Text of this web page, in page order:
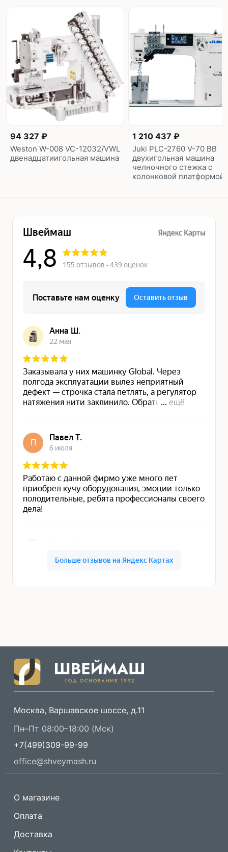
94 327 ₽
Weston W-008 VC-12032/VWL
двенадцатиигольная машина
1 210 437 ₽
Juki PLC-2760 V-70 BB
двухигольная машина
челночного стежка с
колонковой платформой
Москва, Варшавское шоссе, д.11
Пн–Пт 08:00–18:00 (Мск)
+7(499)309-99-99
office@shveymash.ru
О магазине
Оплата
Доставка